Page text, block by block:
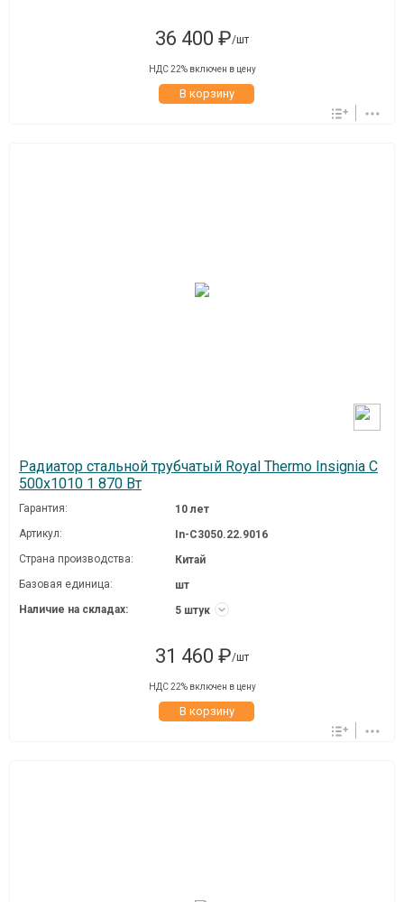
36 400 ₽/шт
НДС 22% включен в цену
В корзину
Радиатор стальной трубчатый Royal Thermo Insignia C
500x1010 1 870 Вт
Гарантия:
10 лет
Артикул:
In-C3050.22.9016
Страна производства:
Китай
Базовая единица:
шт
Наличие на складах:
5 штук
31 460 ₽/шт
НДС 22% включен в цену
В корзину